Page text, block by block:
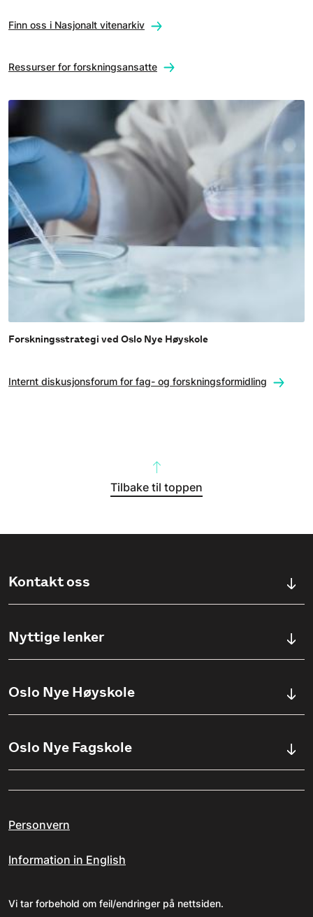
Finn oss i Nasjonalt vitenarkiv
Ressurser for forskningsansatte
Forskningsstrategi ved Oslo Nye Høyskole
Internt diskusjonsforum for fag- og forskningsformidling
Tilbake til toppen
Kontakt oss
Ullevålsveien 76, 0454 OSLO
(+47) 23 23 38 20
Nyttige lenker
Søknadsinfo
Pensumlister
Aktuelt
Arrangementer
Erasmus+
Oslo Nye Høyskole
Institutter
Oslo Nye Høyskole i media
Oslo Nye Fagskole
Om Fagskolen
Kvalitetsarbeid ved ONF
Personvernerklæring for ONF
Personvern
Information in English
Vi tar forbehold om feil/endringer på nettsiden.